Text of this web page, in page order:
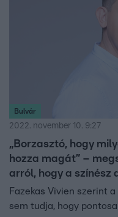
Bulvár
2022. november 10. 9:27
„Borzasztó, hogy
hozza magát” –
arról, hogy a színész
Fazekas Vivien szerint
sem tudja, hogy